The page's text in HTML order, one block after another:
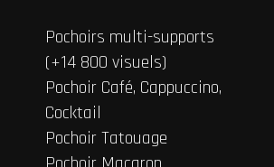
Pochoirs multi-supports
(+14 800 visuels)
Pochoir Café, Cappuccino,
Cocktail
Pochoir Tatouage